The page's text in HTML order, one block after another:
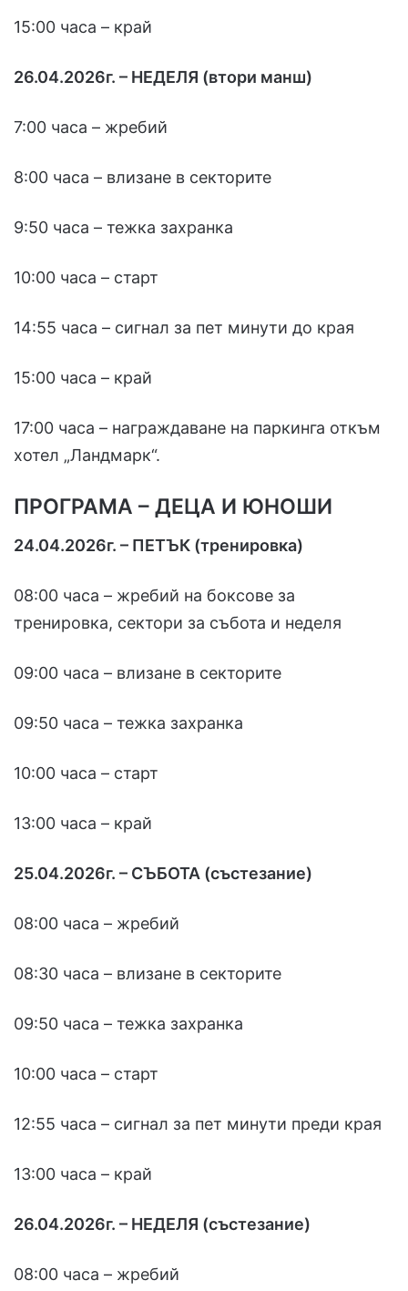
15:00 часа – край
26.04.2026г. – НЕДЕЛЯ (втори манш)
7:00 часа – жребий
8:00 часа – влизане в секторите
9:50 часа – тежка захранка
10:00 часа – старт
14:55 часа – сигнал за пет минути до края
15:00 часа – край
17:00 часа – награждаване на паркинга откъм
хотел „Ландмарк“.
ПРОГРАМА – ДЕЦА И ЮНОШИ
24.04.2026г. – ПЕТЪК (тренировка)
08:00 часа – жребий на боксове за
тренировка, сектори за събота и неделя
09:00 часа – влизане в секторите
09:50 часа – тежка захранка
10:00 часа – старт
13:00 часа – край
25.04.2026г. – СЪБОТА (състезание)
08:00 часа – жребий
08:30 часа – влизане в секторите
09:50 часа – тежка захранка
10:00 часа – старт
12:55 часа – сигнал за пет минути преди края
13:00 часа – край
26.04.2026г. – НЕДЕЛЯ (състезание)
08:00 часа – жребий